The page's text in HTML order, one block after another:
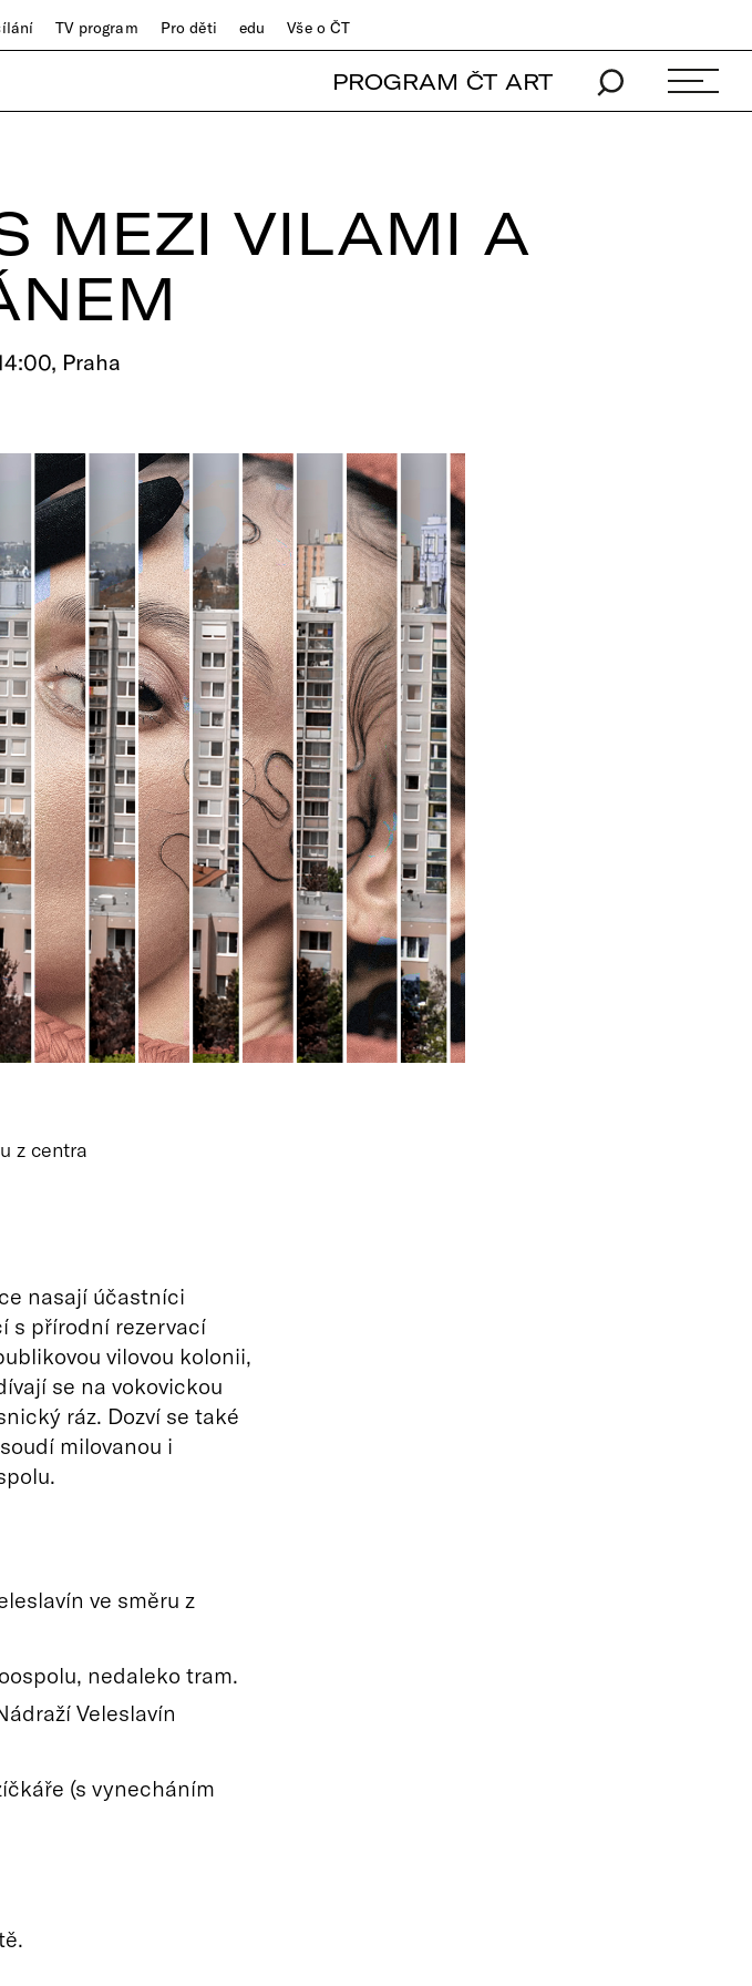
TV program Pro děti edu Vše o ČT
PROGRAM ČT ART
MEZI VILAMI A
Praha
z centra
nasají účastníci
s přírodní rezervací
vilovou kolonii,
se na vokovickou
ráz. Dozví se také
milovanou i
ve směru z
nedaleko tram.
Veleslavín
(s vynecháním